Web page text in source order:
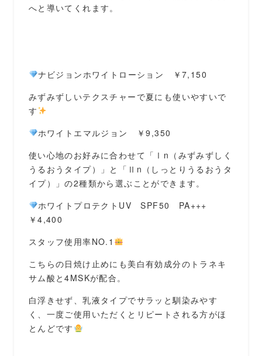
へと導いてくれます。
ナビジョンホワイトローション ￥7,150
みずみずしいテクスチャーで夏にも使いやすいで
す
ホワイトエマルジョン ￥9,350
使い心地のお好みに合わせて「Ⅰn（みずみずしく
うるおうタイプ）」と「Ⅱn（しっとりうるおうタ
イプ）」の2種類から選ぶことができます。
ホワイトプロテクトUV SPF50 PA+++
￥4,400
スタッフ使用率NO.1
こちらの日焼け止めにも美白有効成分のトラネキ
サム酸と4MSKが配合。
白浮きせず、乳液タイプでサラッと馴染みやす
く、一度ご使用いただくとリピートされる方がほ
とんどです